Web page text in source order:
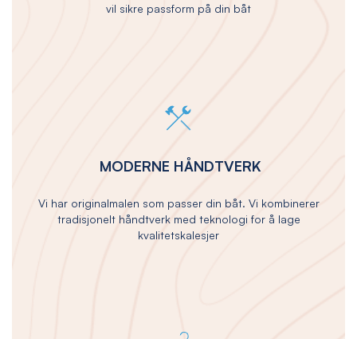
vil sikre passform på din båt
MODERNE HÅNDTVERK
Vi har originalmalen som passer din båt. Vi kombinerer
tradisjonelt håndtverk med teknologi for å lage
kvalitetskalesjer